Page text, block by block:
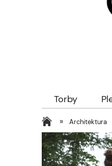
Torby
» Architektura